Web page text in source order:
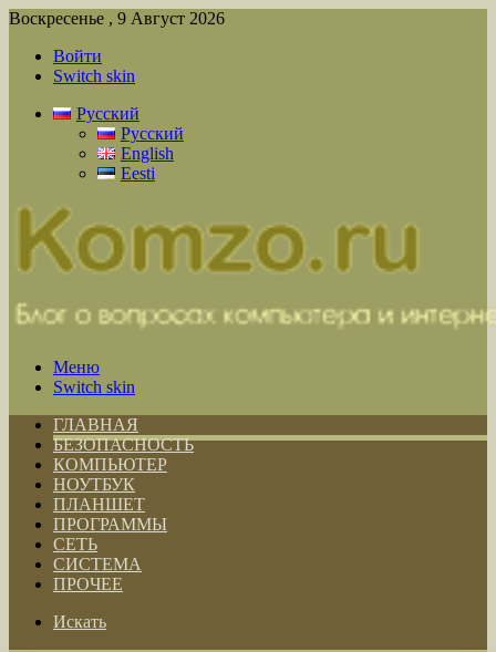
Воскресенье , 9 Август 2026
Войти
Switch skin
Русский
Русский
English
Eesti
Меню
Switch skin
ГЛАВНАЯ
БЕЗОПАСНОСТЬ
КОМПЬЮТЕР
НОУТБУК
ПЛАНШЕТ
ПРОГРАММЫ
СЕТЬ
СИСТЕМА
ПРОЧЕЕ
Искать